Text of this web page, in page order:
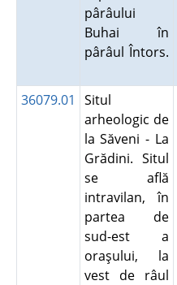
pârâului
Buhai în
pârâul Întors.
36079.01
Situl
arheologic de
la Săveni - La
Grădini. Situl
se află
intravilan, în
partea de
sud-est a
oraşului, la
vest de râul